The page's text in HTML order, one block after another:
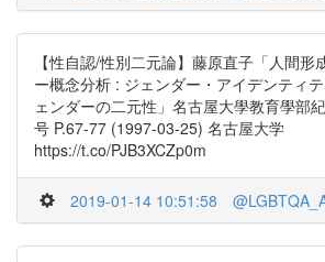
【性自認/性別二元論】藤原直子「人間形
ー概念分析 : ジェンダー・アイデンティ
ェンダーの二元性」名古屋大學教育學部
号 P.67-77 (1997-03-25) 名古屋大学
https://t.co/PJB3XCZp0m
2019-01-14 10:51:58